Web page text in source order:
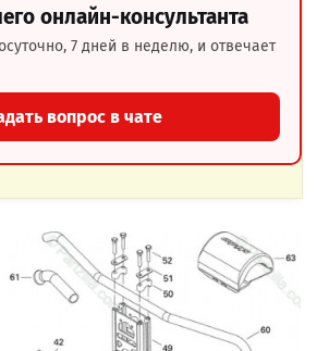
онлайн-консультанта
7 дней в неделю, и отвечает
вопрос в чате